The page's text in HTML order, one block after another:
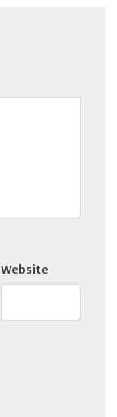
Website